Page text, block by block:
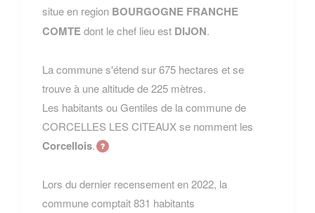
situe en region BOURGOGNE FRANCHE
COMTEdont le chef lieu est DIJON.
La commune s'étend sur 675 hectares et se
trouve à une altitude de 225 mètres.
Les habitants ou Gentiles de la commune de
CORCELLES LES CITEAUX se nomment les
Corcellois.
Lors du dernier recensement en 2022, la
commune comptait 831 habitants